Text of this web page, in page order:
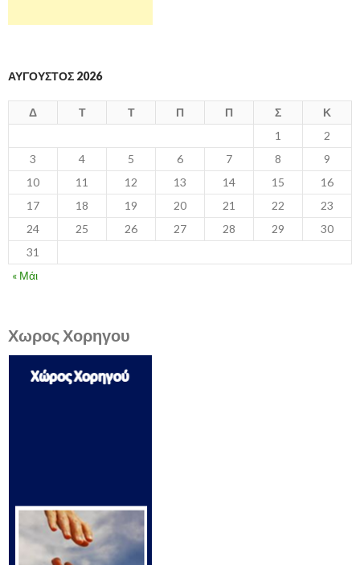
ΑΎΓΟΥΣΤΟΣ 2026
Δ Τ Τ Π Π Σ
Κ
1
2
3
4 5 6 7 8
9
10
11 12 13 14 15
16
17
18 19 20 21 22
23
24
25 26 27 28 29
30
31
« Μάι
Χωρος Χορηγου